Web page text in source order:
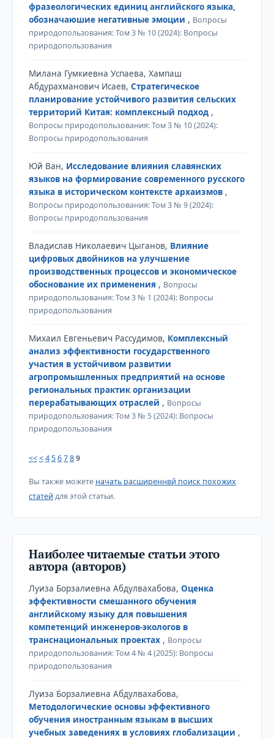
фразеологических единиц английского языка,
обозначаюшие негативные эмоции , Вопросы
природопользования: Том 3 № 10 (2024): Вопросы
природопользования
Милана Гумкиевна Успаева, Хампаш
Абдурахманович Исаев, Стратегическое
планирование устойчивого развития сельских
территорий Китая: комплексный подход ,
Вопросы природопользования: Том 3 № 10 (2024):
Вопросы природопользования
Юй Ван, Исследование влияния славянских
языков на формирование современного русского
языка в историческом контексте архаизмов ,
Вопросы природопользования: Том 3 № 9 (2024):
Вопросы природопользования
Владислав Николаевич Цыганов, Влияние
цифровых двойников на улучшение
производственных процессов и экономическое
обоснование их применения , Вопросы
природопользования: Том 3 № 1 (2024): Вопросы
природопользования
Михаил Евгеньевич Рассудимов, Комплексный
анализ эффективности государственного
участия в устойчивом развитии
агропромышленных предприятий на основе
региональных практик организации
перерабатывающих отраслей , Вопросы
природопользования: Том 3 № 5 (2024): Вопросы
природопользования
<<<456789
Вы также можете начать расширеннвй поиск похожих
статей для этой статьи.
Наиболее читаемые статьи этого
автора (авторов)
Луиза Борзалиевна Абдулвахабова, Оценка
эффективности смешанного обучения
английскому языку для повышения
компетенций инженеров-экологов в
транснациональных проектах , Вопросы
природопользования: Том 4 № 4 (2025): Вопросы
природопользования
Луиза Борзалиевна Абдулвахабова,
Методологические основы эффективного
обучения иностранным языкам в высших
учебных заведениях в условиях глобализации ,